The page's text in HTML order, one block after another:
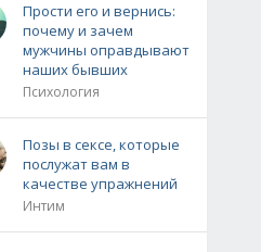
Прости его и вернись:
почему и зачем
мужчины оправдывают
наших бывших
Психология
Позы в сексе, которые
послужат вам в
качестве упражнений
Интим